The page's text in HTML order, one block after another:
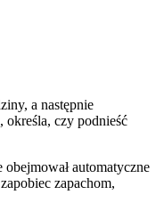
a następnie
określa, czy podnieść
automatyczne
zapachom,